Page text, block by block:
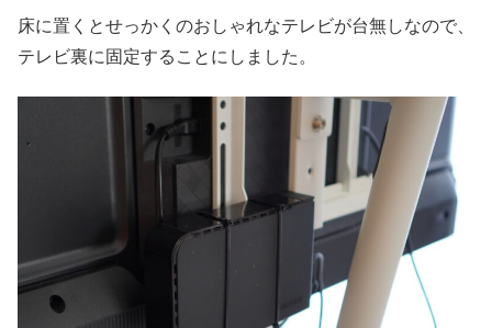
床に置くとせっかくのおしゃれなテレビが台無しなので、
テレビ裏に固定することにしました。